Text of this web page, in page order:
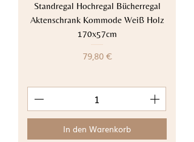
Standregal Hochregal Bücherregal
Aktenschrank Kommode Weiß Holz
170x57cm
Preis
79,80 €
In den Warenkorb